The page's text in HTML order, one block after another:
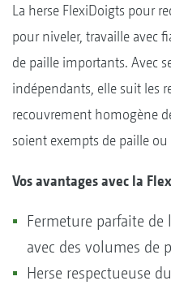
La herse FlexiDoigts pour
pour niveler, travaille avec
de paille importants. Avec
indépendants, elle suit les
recouvrement homogène
soient exempts de paille
Vos avantages avec la
Fermeture parfaite
avec des volumes de
Herse respectueuse